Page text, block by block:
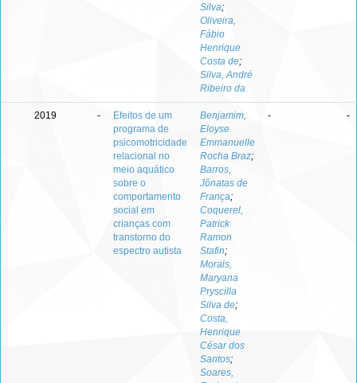
Silva;
Oliveira,
Fábio
Henrique
Costa de;
Silva, André
Ribeiro da
2019 -
Efeitos de um
programa de
psicomotricidade
relacional no
meio aquático
sobre o
comportamento
social em
crianças com
transtorno do
espectro autista
Benjamim,
Eloyse
Emmanuelle
Rocha Braz;
Barros,
Jônatas de
França;
Coquerel,
Patrick
Ramon
Stafin;
Morais,
Maryana
Pryscilla
Silva de;
Costa,
Henrique
César dos
Santos;
Soares,
- -